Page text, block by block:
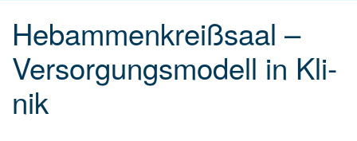
Hebammenkreißsaal –
Ver­sor­gungs­mo­dell in Kli­
nik